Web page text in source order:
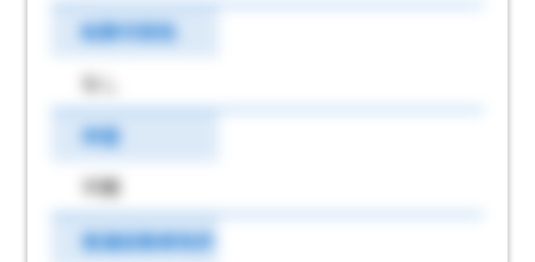
転勤可能性
なし
学歴
不問
普通自動車免許